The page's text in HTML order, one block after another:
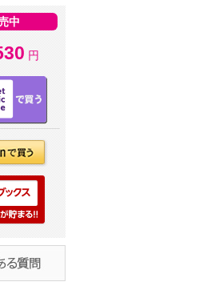
中
円